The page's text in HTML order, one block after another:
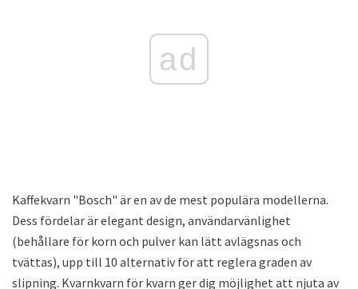
ad
Kaffekvarn "Bosch" är en av de mest populära modellerna.
Dess fördelar är elegant design, användarvänlighet
(behållare för korn och pulver kan lätt avlägsnas och
tvättas), upp till 10 alternativ för att reglera graden av
slipning. Kvarnkvarn för kvarn ger dig möjlighet att njuta av